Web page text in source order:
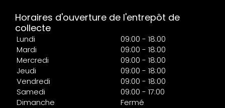
Horaires d'ouverture de l'entrepôt de
collecte
Lundi
09:00 - 18:00
Mardi
09:00 - 18:00
Mercredi
09:00 - 18:00
Jeudi
09:00 - 18:00
Vendredi
09:00 - 18:00
Samedi
09:00 - 17:00
Dimanche
Fermé